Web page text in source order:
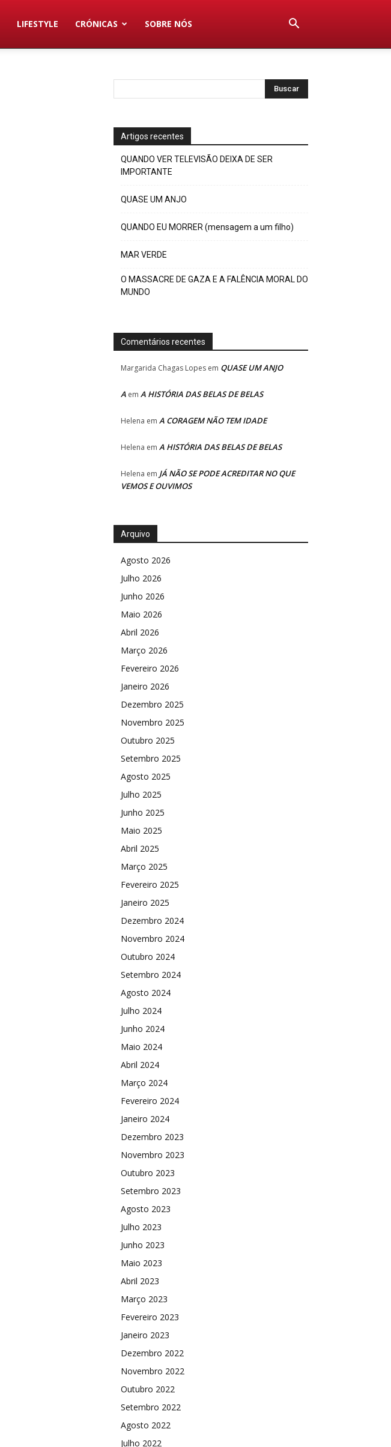
LIFESTYLE CRÓNICAS SOBRE NÓS
Artigos recentes
QUANDO VER TELEVISÃO DEIXA DE SER
IMPORTANTE
QUASE UM ANJO
QUANDO EU MORRER (mensagem a um filho)
MAR VERDE
O MASSACRE DE GAZA E A FALÊNCIA MORAL DO
MUNDO
Comentários recentes
Margarida Chagas Lopes em QUASE UM ANJO
A em A HISTÓRIA DAS BELAS DE BELAS
Helena em A CORAGEM NÃO TEM IDADE
Helena em A HISTÓRIA DAS BELAS DE BELAS
Helena em JÁ NÃO SE PODE ACREDITAR NO QUE
VEMOS E OUVIMOS
Arquivo
Agosto 2026
Julho 2026
Junho 2026
Maio 2026
Abril 2026
Março 2026
Fevereiro 2026
Janeiro 2026
Dezembro 2025
Novembro 2025
Outubro 2025
Setembro 2025
Agosto 2025
Julho 2025
Junho 2025
Maio 2025
Abril 2025
Março 2025
Fevereiro 2025
Janeiro 2025
Dezembro 2024
Novembro 2024
Outubro 2024
Setembro 2024
Agosto 2024
Julho 2024
Junho 2024
Maio 2024
Abril 2024
Março 2024
Fevereiro 2024
Janeiro 2024
Dezembro 2023
Novembro 2023
Outubro 2023
Setembro 2023
Agosto 2023
Julho 2023
Junho 2023
Maio 2023
Abril 2023
Março 2023
Fevereiro 2023
Janeiro 2023
Dezembro 2022
Novembro 2022
Outubro 2022
Setembro 2022
Agosto 2022
Julho 2022